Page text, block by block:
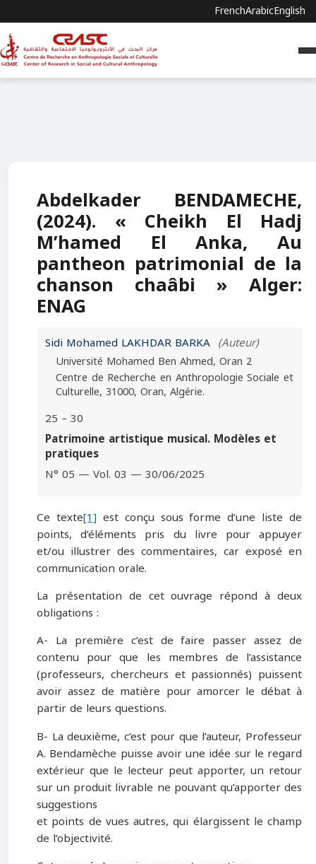
FrenchArabicEnglish
Abdelkader BENDAMECHE,
(2024). « Cheikh El Hadj
M’hamed El Anka, Au
pantheon patrimonial de la
chanson chaâbi » Alger:
ENAG
Sidi Mohamed LAKHDAR BARKA (Auteur)
Université Mohamed Ben Ahmed, Oran 2
Centre de Recherche en Anthropologie Sociale et
Culturelle, 31000, Oran, Algérie.
25 – 30
Patrimoine artistique musical. Modèles et
pratiques
N° 05 — Vol. 03 — 30/06/2025
Ce texte[1]est conçu sous forme d’une liste de
points, d’éléments pris du livre pour appuyer
et/ou illustrer des commentaires, car exposé en
communication orale.
La présentation de cet ouvrage répond à deux
obligations :
A- La première c’est de faire passer assez de
contenu pour que les membres de l’assistance
(professeurs, chercheurs et passionnés) puissent
avoir assez de matière pour amorcer le débat à
partir de leurs questions.
B- La deuxième, c’est pour que l’auteur, Professeur
A. Bendamèche puisse avoir une idée sur le regard
extérieur que le lecteur peut apporter, un retour
sur un produit livrable ne pouvant qu’apporter des
suggestions
et points de vues autres, qui élargissent le champ
de l’objectivité.